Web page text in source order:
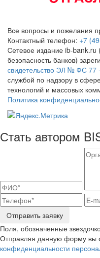
Все вопросы и пожелания
Контактный телефон: +7
Сетевое издание ib-
безопасность банков)
свидетельство ЭЛ № ФС 77
службой по надзору в
технологий и массовых
Политика
Стать автором
Отправить заявку
Поля, обозначенные
Отправляя данную форму вы
конфиденциальности